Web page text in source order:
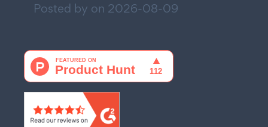
Posted by on 2026-08-09